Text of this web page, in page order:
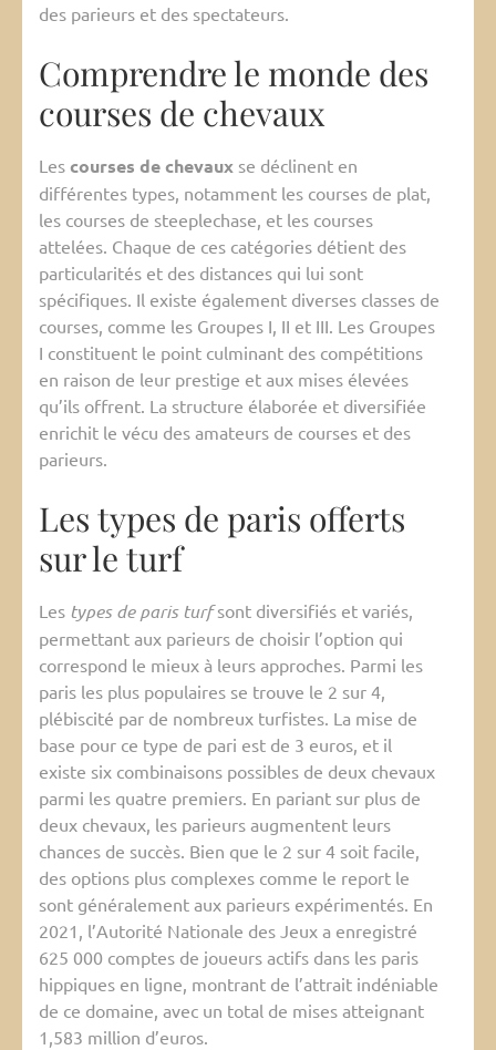
des parieurs et des spectateurs.
Comprendre le monde des
courses de chevaux
Les courses de chevaux se déclinent en
différentes types, notamment les courses de plat,
les courses de steeplechase, et les courses
attelées. Chaque de ces catégories détient des
particularités et des distances qui lui sont
spécifiques. Il existe également diverses classes de
courses, comme les Groupes I, II et III. Les Groupes
I constituent le point culminant des compétitions
en raison de leur prestige et aux mises élevées
qu’ils offrent. La structure élaborée et diversifiée
enrichit le vécu des amateurs de courses et des
parieurs.
Les types de paris offerts
sur le turf
Les types de paris turfsont diversifiés et variés,
permettant aux parieurs de choisir l’option qui
correspond le mieux à leurs approches. Parmi les
paris les plus populaires se trouve le 2 sur 4,
plébiscité par de nombreux turfistes. La mise de
base pour ce type de pari est de 3 euros, et il
existe six combinaisons possibles de deux chevaux
parmi les quatre premiers. En pariant sur plus de
deux chevaux, les parieurs augmentent leurs
chances de succès. Bien que le 2 sur 4 soit facile,
des options plus complexes comme le report le
sont généralement aux parieurs expérimentés. En
2021, l’Autorité Nationale des Jeux a enregistré
625 000 comptes de joueurs actifs dans les paris
hippiques en ligne, montrant de l’attrait indéniable
de ce domaine, avec un total de mises atteignant
1,583 million d’euros.